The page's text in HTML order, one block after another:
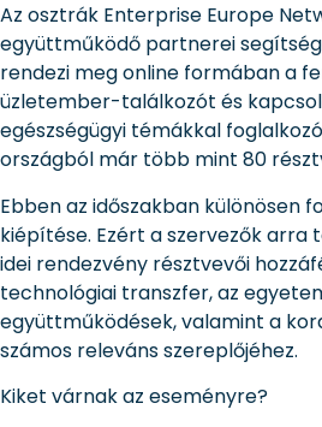
Az osztrák Enterprise Europe
együttműködő partnerei
rendezi meg online formában a
üzletember-találkozót és
egészségügyi témákkal
országból már több mint 80
Ebben az időszakban különösen
kiépítése. Ezért a szervezők arra
idei rendezvény résztvevői
technológiai transzfer, az
együttműködések, valamint a
számos releváns szereplőjéhez.
Kiket várnak az eseményre?